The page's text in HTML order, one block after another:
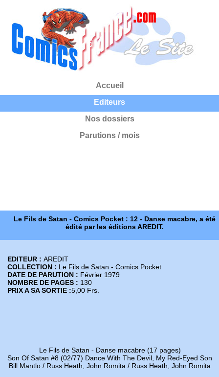
Accueil
Editeurs
Nos dossiers
Parutions / mois
Le Fils de Satan - Comics Pocket : 12 - Danse macabre, a été
édité par les éditions AREDIT.
EDITEUR : AREDIT
COLLECTION : Le Fils de Satan - Comics Pocket
DATE DE PARUTION : Février 1979
NOMBRE DE PAGES : 130
PRIX A SA SORTIE :5,00 Frs.
Le Fils de Satan - Danse macabre (17 pages)
Son Of Satan #8 (02/77) Dance With The Devil, My Red-Eyed Son
Bill Mantlo / Russ Heath, John Romita / Russ Heath, John Romita